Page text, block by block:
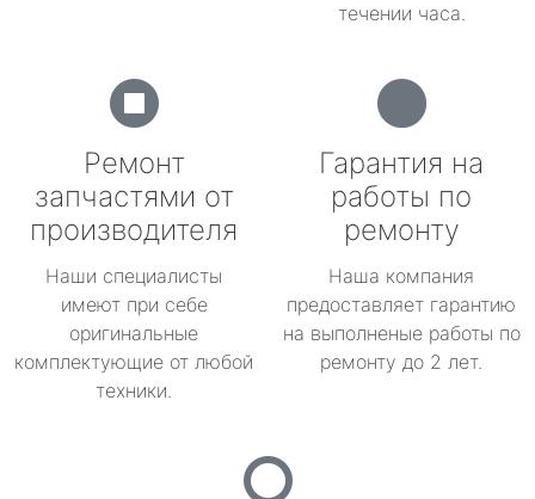
течении часа.
Ремонт
запчастями от
производителя
Наши специалисты
имеют при себе
оригинальные
комплектующие от любой
техники.
Гарантия на
работы по
ремонту
Наша компания
предоставляет гарантию
на выполненые работы по
ремонту до 2 лет.